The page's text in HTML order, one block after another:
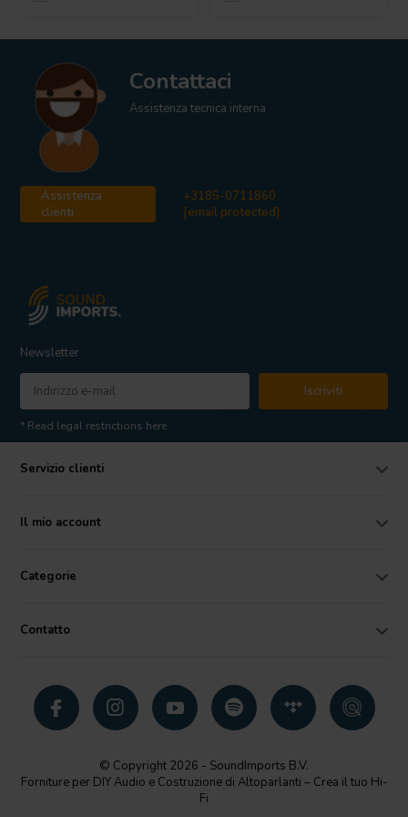
Contattaci
Assistenza tecnica interna
Assistenza
clienti
+3185-0711860
[email protected]
Newsletter
Iscriviti
* Read legal restrictions here
Servizio clienti
Il mio account
Categorie
Contatto
© Copyright 2026 - SoundImports B.V.
Forniture per DIY Audio e Costruzione di Altoparlanti – Crea il tuo Hi-
Fi